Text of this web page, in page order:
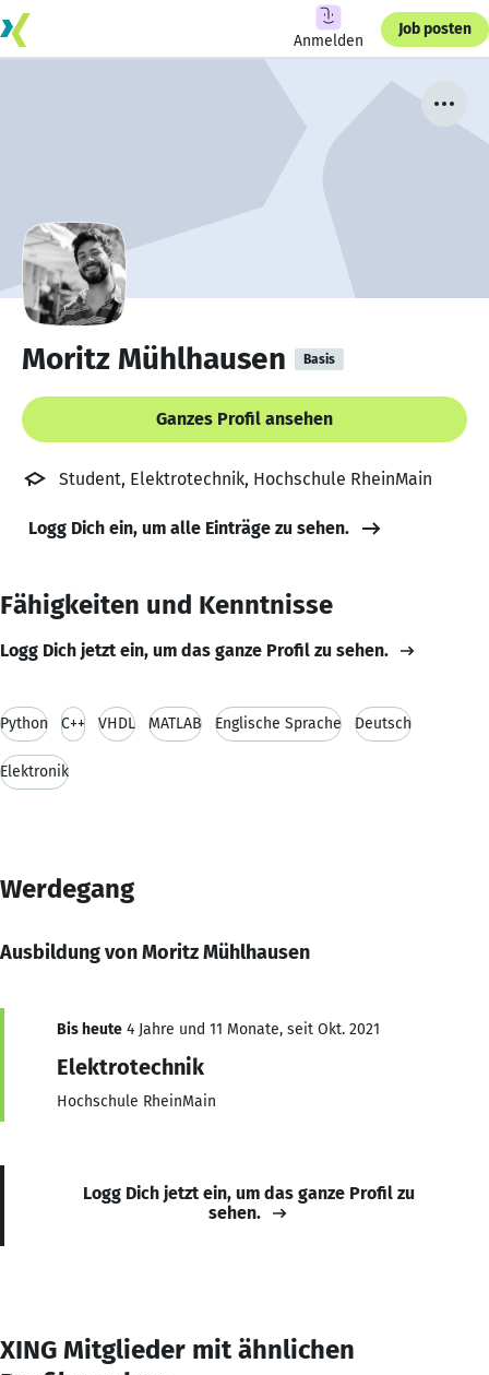
Anmelden
Job posten
Moritz Mühlhausen Basis
Ganzes Profil ansehen
Student, Elektrotechnik, Hochschule RheinMain
Logg Dich ein, um alle Einträge zu sehen.
Fähigkeiten und Kenntnisse
Logg Dich jetzt ein, um das ganze Profil zu sehen.
Python C++ VHDL MATLAB Englische Sprache Deutsch
Elektronik
Werdegang
Ausbildung von Moritz Mühlhausen
Bis heute 4 Jahre und 11 Monate, seit Okt. 2021
Elektrotechnik
Hochschule RheinMain
Logg Dich jetzt ein, um das ganze Profil zu
sehen.
XING Mitglieder mit ähnlichen